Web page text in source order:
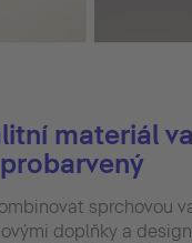
materiál
sprchovou
doplňky a